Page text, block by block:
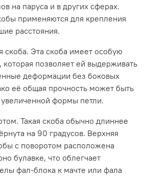
на паруса и в других сферах.
применяются для крепления
расстояния.
скоба. Эта скоба имеет особую
которая позволяет ей выдерживать
деформации без боковых
её общая прочность может быть
увеличенной формы петли.
Такая скоба обычно длиннее
на 90 градусов. Верхняя
с поворотом расположена
булавке, что облегчает
фал-блока к мачте или фала